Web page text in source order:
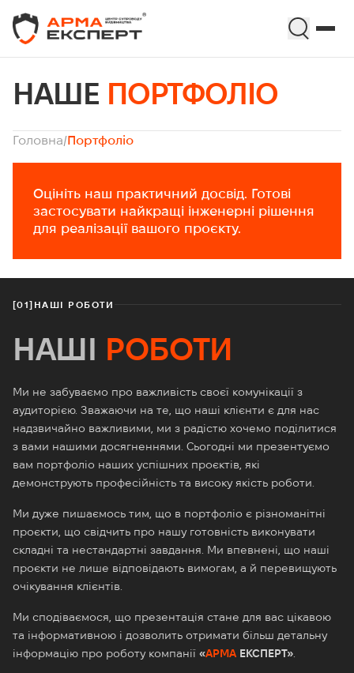
НАШЕ ПОРТФОЛІО
Головна/Портфоліо
Оцініть наш практичний досвід. Готові
застосувати найкращі інженерні рішення
для реалізації вашого проєкту.
[01] НАШІ РОБОТИ
НАШІ РОБОТИ
Ми не забуваємо про важливість своєї комунікації з
аудиторією. Зважаючи на те, що наші клієнти є для нас
надзвичайно важливими, ми з радістю хочемо поділитися
з вами нашими досягненнями. Сьогодні ми презентуємо
вам портфоліо наших успішних проєктів, які
демонструють професійність та високу якість роботи.
Ми дуже пишаємось тим, що в портфоліо є різноманітні
проєкти, що свідчить про нашу готовність виконувати
складні та нестандартні завдання. Ми впевнені, що наші
проєкти не лише відповідають вимогам, а й перевищують
очікування клієнтів.
Ми сподіваємося, що презентація стане для вас цікавою
та інформативною і дозволить отримати більш детальну
інформацію про роботу компанії «АРМА ЕКСПЕРТ»